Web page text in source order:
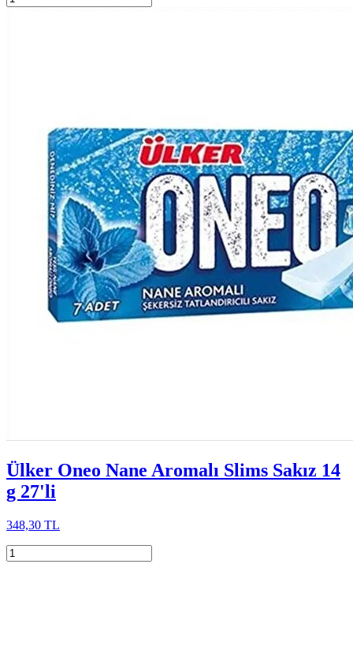
Ülker Oneo Nane Aromalı Slims Sakız 14
g 27'li
348,30 TL